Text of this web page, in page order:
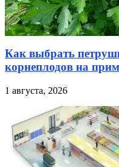
Как выбрать
корнеплодов на
1 августа, 2026